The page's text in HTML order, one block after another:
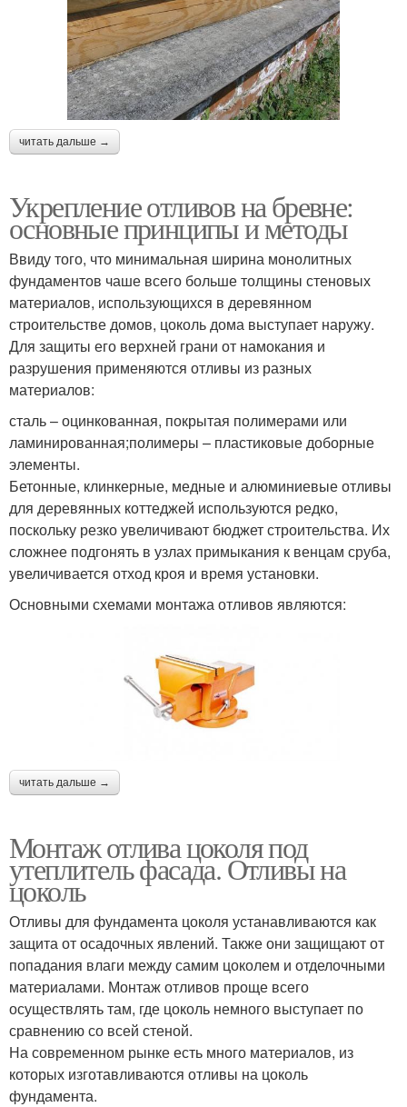
читать дальше →
Укрепление отливов на бревне:
основные принципы и методы
Ввиду того, что минимальная ширина монолитных
фундаментов чаше всего больше толщины стеновых
материалов, использующихся в деревянном
строительстве домов, цоколь дома выступает наружу.
Для защиты его верхней грани от намокания и
разрушения применяются отливы из разных
материалов:
сталь – оцинкованная, покрытая полимерами или
ламинированная;полимеры – пластиковые доборные
элементы.
Бетонные, клинкерные, медные и алюминиевые отливы
для деревянных коттеджей используются редко,
поскольку резко увеличивают бюджет строительства. Их
сложнее подгонять в узлах примыкания к венцам сруба,
увеличивается отход кроя и время установки.
Основными схемами монтажа отливов являются:
читать дальше →
Монтаж отлива цоколя под
утеплитель фасада. Отливы на
цоколь
Отливы для фундамента цоколя устанавливаются как
защита от осадочных явлений. Также они защищают от
попадания влаги между самим цоколем и отделочными
материалами. Монтаж отливов проще всего
осуществлять там, где цоколь немного выступает по
сравнению со всей стеной.
На современном рынке есть много материалов, из
которых изготавливаются отливы на цоколь
фундамента.